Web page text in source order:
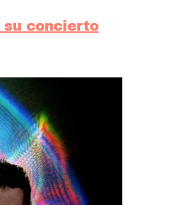
su concierto